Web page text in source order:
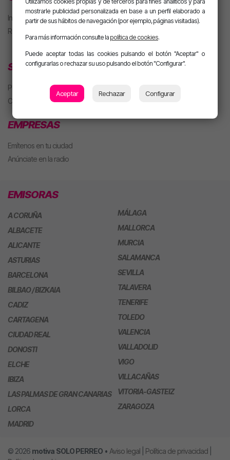
Iniciar sesión
Regístrate
SECCIONES
Playlist
Concursos
EMPRESAS
Emítenos en tu ciudad
Anúnciate en la radio
EMISORAS
A CORUÑA
ALBACETE
ALICANTE
ASTURIAS
BARCELONA
BILBAO / BIZKAIA
CADIZ
CARTAGENA
CIUDAD REAL
DONOSTI
ELCHE
IBIZA
LAS PALMAS DE GRAN CANARIAS
LORCA
MADRID
MÁLAGA
MALLORCA
MURCIA
SALAMANCA
SEVILLA
TALAVERA
TENERIFE
TOLEDO
VALENCIA
VALLADOLID
VIGO
VILLACAÑAS
VITORIA-GASTEIZ
ZARAGOZA
© 2026 motiva SOLO PERREO • Aviso legal Política de privacidad
mostrarle publicidad personalizada en base a un perfil elaborado a
partir de sus hábitos de navegación (por ejemplo, páginas visitadas).
Para más información consulte la política de cookies.
Puede aceptar todas las cookies pulsando el botón "Aceptar" o
configurarlas o rechazar su uso pulsando el botón "Configurar".
Aceptar Rechazar Configurar